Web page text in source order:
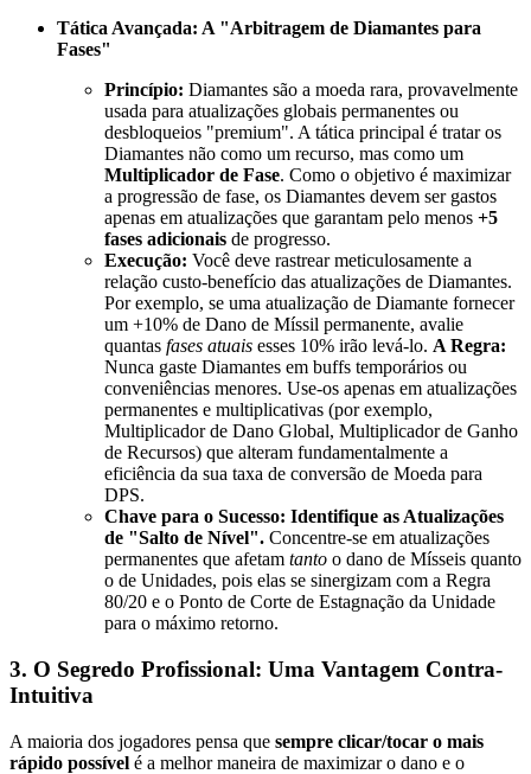
Tática Avançada: A "Arbitragem de Diamantes para
Fases"
Princípio: Diamantes são a moeda rara, provavelmente
usada para atualizações globais permanentes ou
desbloqueios "premium". A tática principal é tratar os
Diamantes não como um recurso, mas como um
Multiplicador de Fase. Como o objetivo é maximizar
a progressão de fase, os Diamantes devem ser gastos
apenas em atualizações que garantam pelo menos +5
fases adicionais de progresso.
Execução: Você deve rastrear meticulosamente a
relação custo-benefício das atualizações de Diamantes.
Por exemplo, se uma atualização de Diamante fornecer
um +10% de Dano de Míssil permanente, avalie
quantas fases atuais esses 10% irão levá-lo. A Regra:
Nunca gaste Diamantes em buffs temporários ou
conveniências menores. Use-os apenas em atualizações
permanentes e multiplicativas (por exemplo,
Multiplicador de Dano Global, Multiplicador de Ganho
de Recursos) que alteram fundamentalmente a
eficiência da sua taxa de conversão de Moeda para
DPS.
Chave para o Sucesso: Identifique as Atualizações
de "Salto de Nível". Concentre-se em atualizações
permanentes que afetam tanto o dano de Mísseis quanto
o de Unidades, pois elas se sinergizam com a Regra
80/20 e o Ponto de Corte de Estagnação da Unidade
para o máximo retorno.
3. O Segredo Profissional: Uma Vantagem Contra-
Intuitiva
A maioria dos jogadores pensa que sempre clicar/tocar o mais
rápido possível é a melhor maneira de maximizar o dano e o